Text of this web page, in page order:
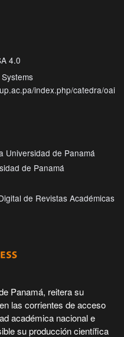
4.0
index.php/catedra/oai
Universidad de Panamá
de Panamá
de Revistas Académicas
Panamá, reitera su
las corrientes de acceso
académica nacional e
su producción científica